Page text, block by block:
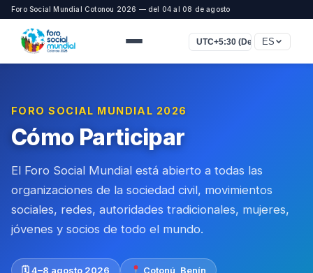
Foro Social Mundial Cotonou 2026 — del 04 al 08 de agosto
UTC+5:30 (Delhi, Colombo)
ES
FORO SOCIAL MUNDIAL 2026
Cómo Participar
El Foro Social Mundial está abierto a todas las
organizaciones de la sociedad civil, movimientos
sociales, redes, autoridades tradicionales, mujeres,
jóvenes y socios de todo el mundo.
🗓 4–8 agosto 2026 Cotonú, Benín